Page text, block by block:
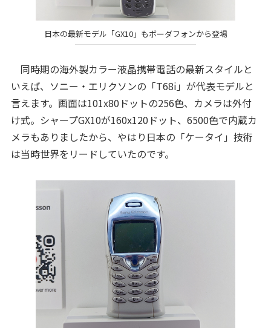
日本の最新モデル「GX10」もボーダフォンから登場
同時期の海外製カラー液晶携帯電話の最新スタイルと
いえば、ソニー・エリクソンの「T68i」が代表モデルと
言えます。画面は101x80ドットの256色、カメラは外付
け式。シャープGX10が160x120ドット、6500色で内蔵カ
メラもありましたから、やはり日本の「ケータイ」技術
は当時世界をリードしていたのです。